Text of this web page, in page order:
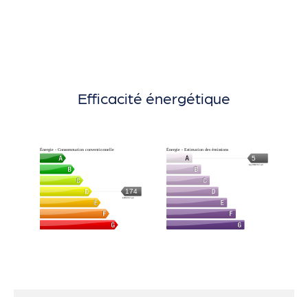
Efficacité énergétique
Énergie - Consommation conventionnelle
174
kWh/m².an
Énergie - Estimation des émissions
5
kg CO2/m².an